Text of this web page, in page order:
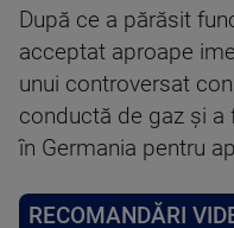
După ce a părăsit
acceptat aproape
unui controversat
conductă de gaz şi
în Germania pentru
RECOMANDĂRI